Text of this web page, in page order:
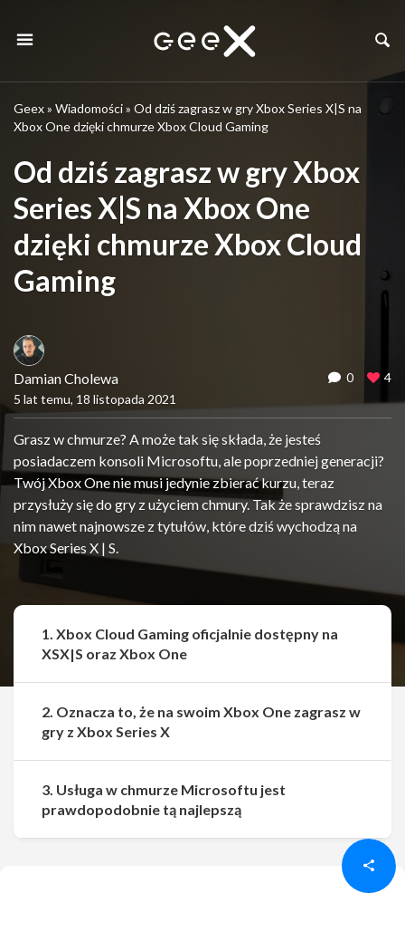
Geex» Wiadomości» Od dziś zagrasz w gry Xbox Series X|S na
Xbox One dzięki chmurze Xbox Cloud Gaming
Od dziś zagrasz w gry Xbox
Series X|S na Xbox One
dzięki chmurze Xbox Cloud
Gaming
Damian Cholewa
5 lat temu, 18 listopada 2021
0 4
Grasz w chmurze? A może tak się składa, że jesteś
posiadaczem konsoli Microsoftu, ale poprzedniej generacji?
Twój Xbox One nie musi jedynie zbierać kurzu, teraz
przysłuży się do gry z użyciem chmury. Tak że sprawdzisz na
nim nawet najnowsze z tytułów, które dziś wychodzą na
Xbox Series X | S.
Udostępnij
1. Xbox Cloud Gaming oficjalnie dostępny na
XSX|S oraz Xbox One
2. Oznacza to, że na swoim Xbox One zagrasz w
gry z Xbox Series X
3. Usługa w chmurze Microsoftu jest
prawdopodobnie tą najlepszą